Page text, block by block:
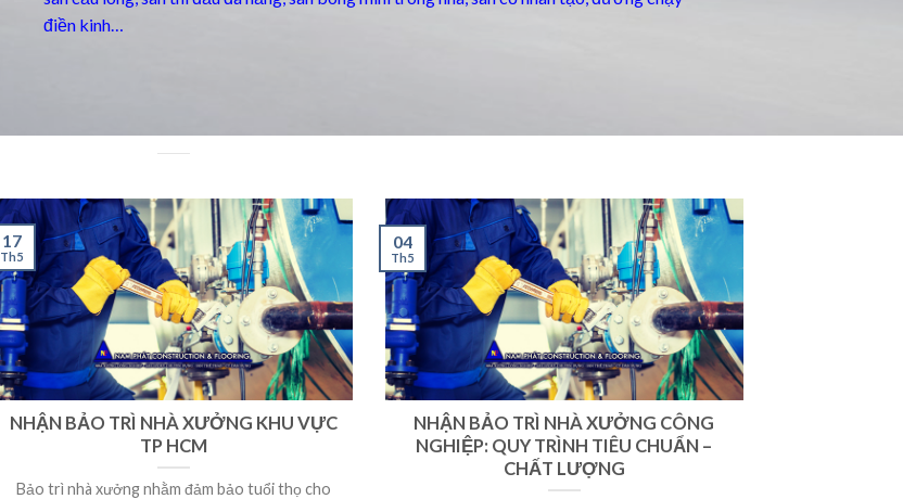
điền kinh…
NHẬN BẢO TRÌ NHÀ XƯỞNG KHU VỰC
TP HCM
Bảo trì nhà xưởng nhằm đảm bảo tuổi thọ cho
17
Th5
NHẬN BẢO TRÌ NHÀ XƯỞNG CÔNG
NGHIỆP: QUY TRÌNH TIÊU CHUẨN –
CHẤT LƯỢNG
04
Th5